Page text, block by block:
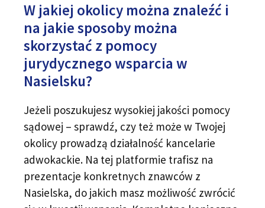
W jakiej okolicy można znaleźć i
na jakie sposoby można
skorzystać z pomocy
jurydycznego wsparcia w
Nasielsku?
Jeżeli poszukujesz wysokiej jakości pomocy
sądowej – sprawdź, czy też może w Twojej
okolicy prowadzą działalność kancelarie
adwokackie. Na tej platformie trafisz na
prezentacje konkretnych znawców z
Nasielska, do jakich masz możliwość zwrócić